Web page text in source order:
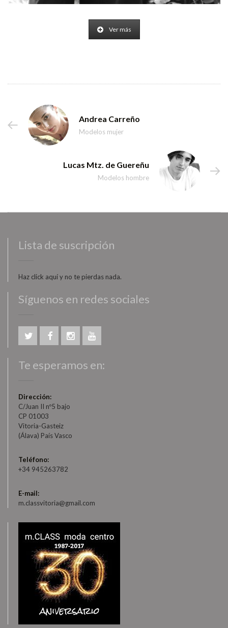
Ver más
Andrea Carreño
Modelos mujer
Lucas Mtz. de Guereñu
Modelos hombre
Lista de suscripción
Haz click aquí y no te pierdas nada.
Síguenos en redes sociales
Te esperamos en:
Dirección:
C/Juan II nº5 bajo
CP 01003
Vitoria-Gasteiz
(Álava) País Vasco
Teléfono:
+34 945263782
E-mail:
m.classvitoria@gmail.com